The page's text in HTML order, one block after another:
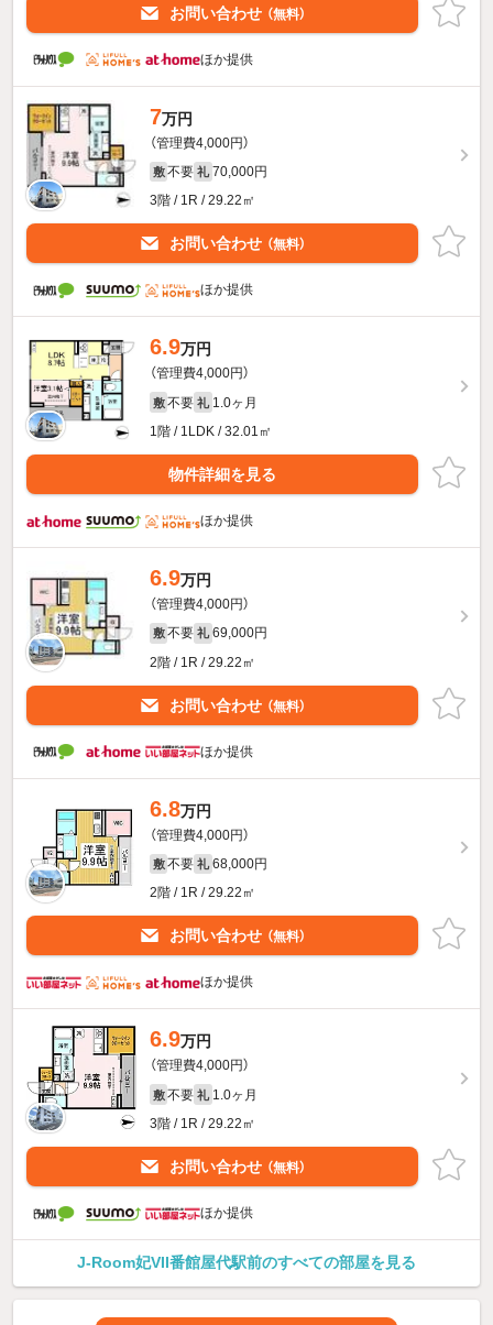
お問い合わせ （無料）
ほか提供
7万円
（管理費4,000円）
敷 不要 礼 70,000円
3階 / 1R / 29.22㎡
お問い合わせ （無料）
ほか提供
6.9万円
（管理費4,000円）
敷 不要 礼 1.0ヶ月
1階 / 1LDK / 32.01㎡
物件詳細を見る
ほか提供
6.9万円
（管理費4,000円）
敷 不要 礼 69,000円
2階 / 1R / 29.22㎡
お問い合わせ （無料）
ほか提供
6.8万円
（管理費4,000円）
敷 不要 礼 68,000円
2階 / 1R / 29.22㎡
お問い合わせ （無料）
ほか提供
6.9万円
（管理費4,000円）
敷 不要 礼 1.0ヶ月
3階 / 1R / 29.22㎡
お問い合わせ （無料）
ほか提供
J-Room妃VII番館屋代駅前のすべての部屋を見る